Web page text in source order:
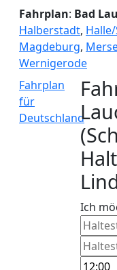
Fahrplan: Bad
Halberstadt,
Magdeburg,
Wernigerode
Fahrplan
für
Deutschland
Ich